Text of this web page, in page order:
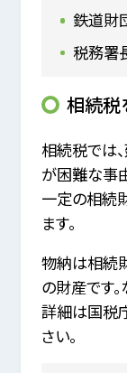
鉄道財
税務署
相続税
相続税では
が困難な事
一定の相続
ます。
物納は相続
の財産です
詳細は国税
さい。